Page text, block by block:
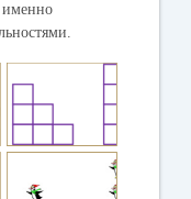
именно